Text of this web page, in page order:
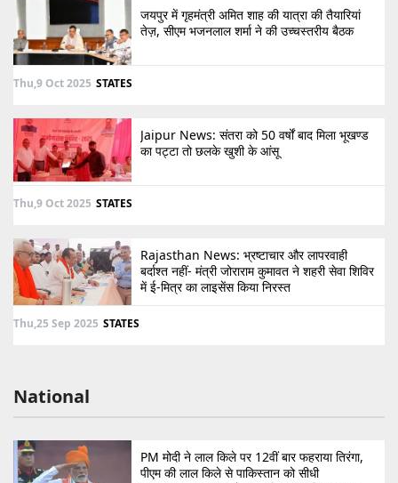
जयपुर में गृहमंत्री अमित शाह की यात्रा की तैयारियां
तेज़, सीएम भजनलाल शर्मा ने की उच्चस्तरीय बैठक
Thu,9 Oct 2025 STATES
Jaipur News: संतरा को 50 वर्षों बाद मिला भूखण्ड
का पट्टा तो छलके खुशी के आंसू
Thu,9 Oct 2025 STATES
Rajasthan News: भ्रष्टाचार और लापरवाही
बर्दाश्त नहीं- मंत्री जोराराम कुमावत ने शहरी सेवा शिविर
में ई-मित्र का लाइसेंस किया निरस्त
Thu,25 Sep 2025 STATES
National
PM मोदी ने लाल किले पर 12वीं बार फहराया तिरंगा,
पीएम की लाल किले से पाकिस्तान को सीधी